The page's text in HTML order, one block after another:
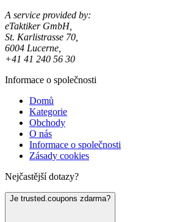
A service provided by:
eTaktiker GmbH,
St. Karlistrasse 70,
6004 Lucerne,
+41 41 240 56 30
Informace o společnosti
Domů
Kategorie
Obchody
O nás
Informace o společnosti
Zásady cookies
Nejčastější dotazy?
Je trusted.coupons zdarma?